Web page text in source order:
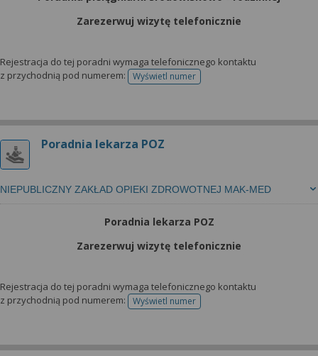
Zarezerwuj wizytę telefonicznie
Rejestracja do tej poradni wymaga telefonicznego kontaktu
z przychodnią pod numerem:
Wyświetl numertelefonu do rejestracji
Poradnia lekarza POZ
NIEPUBLICZNY ZAKŁAD OPIEKI ZDROWOTNEJ MAK-MED
Poradnia lekarza POZ
Zarezerwuj wizytę telefonicznie
Rejestracja do tej poradni wymaga telefonicznego kontaktu
z przychodnią pod numerem:
Wyświetl numertelefonu do rejestracji